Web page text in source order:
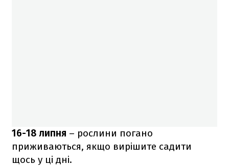
16-18 липня – рослини погано
приживаються, якщо вирішите садити
щось у ці дні.